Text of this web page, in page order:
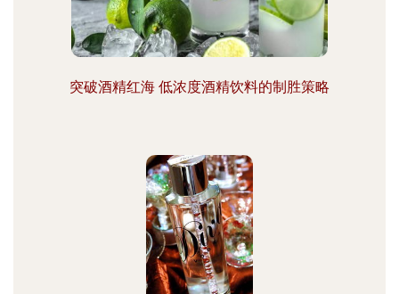
突破酒精红海 低浓度酒精饮料的制胜策略